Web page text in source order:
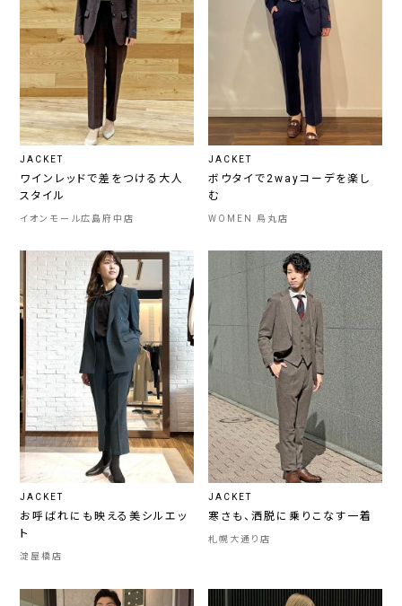
JACKET
ワインレッドで差をつける大人
スタイル
イオンモール広島府中店
JACKET
ボウタイで2wayコーデを楽し
む
WOMEN 烏丸店
JACKET
お呼ばれにも映える美シルエッ
ト
淀屋橋店
JACKET
寒さも、洒脱に乗りこなす一着
札幌大通り店